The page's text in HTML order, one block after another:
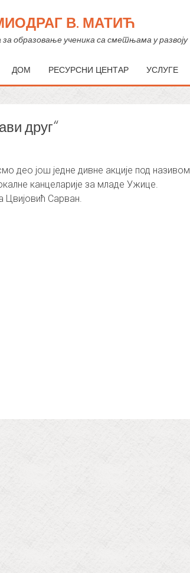
В. МАТИЋ
образовање ученика са сметњама у развоју
ДОМ РЕСУРСНИ ЦЕНТАР УСЛУГЕ
друг“
део још једне дивне акције под називом
канцеларије за младе Ужице.
Цвијовић Сарван.